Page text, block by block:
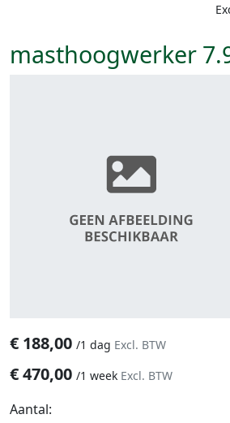
masthoogwerker
€ 188,00 /1 dag Excl. BTW
€470,00 /1 week Excl. BTW
Aantal: